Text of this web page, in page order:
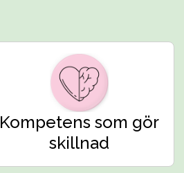
Kompetens som gör
skillnad